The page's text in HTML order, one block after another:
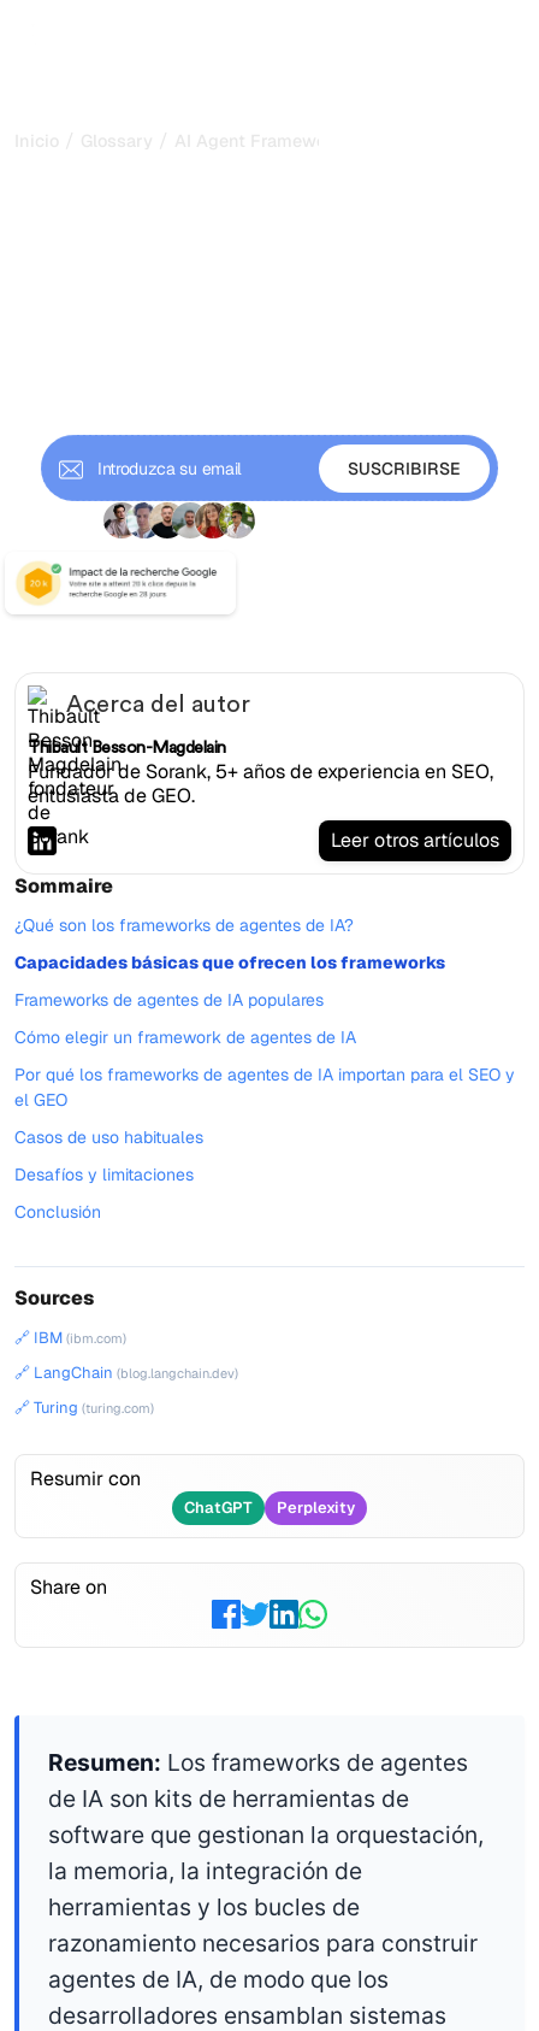
Inicio / Glossary / AI Agent Frameworks
Acerca del autor
Thibault Besson-Magdelain
Fundador de Sorank, 5+ años de experiencia en SEO,
entusiasta de GEO.
Leer otros artículos
Sommaire
¿Qué son los frameworks de agentes de IA?
Capacidades básicas que ofrecen los frameworks
Frameworks de agentes de IA populares
Cómo elegir un framework de agentes de IA
Por qué los frameworks de agentes de IA importan para el SEO y
el GEO
Casos de uso habituales
Desafíos y limitaciones
Conclusión
Sources
🔗 IBM (ibm.com)
🔗 LangChain (blog.langchain.dev)
🔗 Turing (turing.com)
Resumir con
ChatGPT Perplexity
Share on
Resumen: Los frameworks de agentes
de IA son kits de herramientas de
software que gestionan la orquestación,
la memoria, la integración de
herramientas y los bucles de
razonamiento necesarios para construir
agentes de IA, de modo que los
desarrolladores ensamblan sistemas